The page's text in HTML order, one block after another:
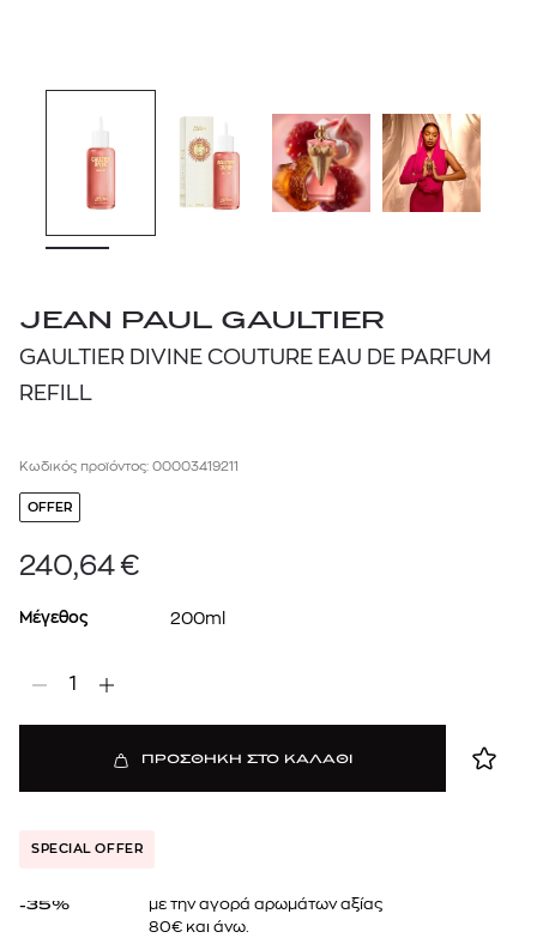
JEAN PAUL GAULTIER
GAULTIER DIVINE COUTURE EAU DE PARFUM
REFILL
Κωδικός προϊόντος: 00003419211
OFFER
240,64€
Μέγεθος 200ml
1
ΠΡΟΣΘΗΚΗ ΣΤΟ ΚΑΛΑΘΙ
SPECIAL OFFER
-35%
με την αγορά αρωμάτων αξίας
80€ και άνω.